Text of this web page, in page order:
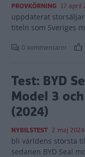
PROVKÖRNING 17 april
uppdaterat
titeln som Sveriges
0 kommentarer
Test: BYD
Model 3
(2024)
NYBILSTEST 2 maj 2024
bli världens största
sedanen BYD Seal